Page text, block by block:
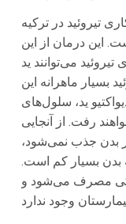
تیروئید در ترکیه
این درمان از این
می‌توانند ید
بسیار ماهرانه این
ید، سلول‌های
رفت. از آنجایی
بدن جذب نمی‌شود،
بدن بسیار کم است.
مصرف می‌شود و